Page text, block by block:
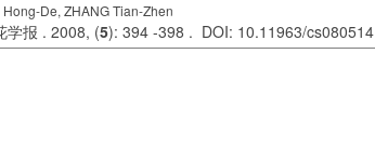
Hong-De, ZHANG Tian-Zhen
学报 . 2008, (5): 394 -398 . DOI: 10.11963/cs080514